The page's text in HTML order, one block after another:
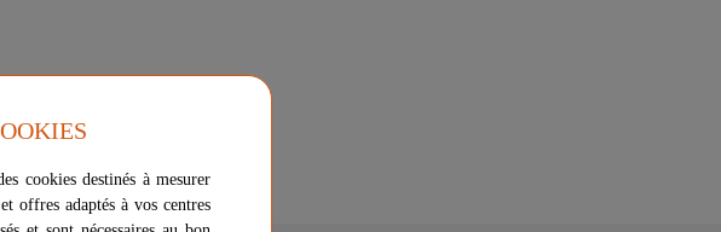
cookies destinés à mesurer
offres adaptés à vos centres